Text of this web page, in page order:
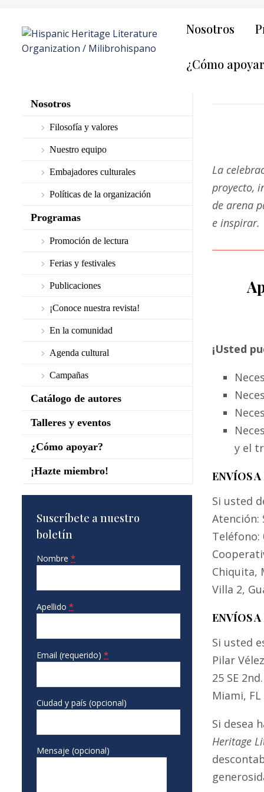
Nosotros
¿Cómo
Nosotros
Filosofía y valores
Nuestro equipo
Embajadores culturales
Políticas de la organización
Programas
Promoción de lectura
Ferias y festivales
Publicaciones
¡Conoce nuestra revista!
En la comunidad
Agenda cultural
Campañas
Catálogo de autores
Talleres y eventos
¿Cómo apoyar?
¡Hazte miembro!
Suscríbete a nuestro
boletín
Nombre *
Apellido *
Email (requerido) *
Ciudad y país (opcional)
Mensaje (opcional)
La
proyecto,
de arena
e inspirar.
¡Usted
y el
ENVÍOS
Si usted
Atención:
Teléfono:
Chiquita,
Villa 2,
ENVÍOS
Si usted
Pilar
25 SE
Miami, FL
Si desea
Heritage